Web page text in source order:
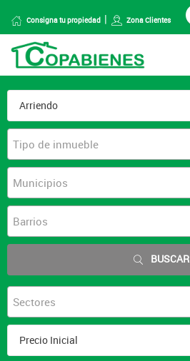
Consigna tu propiedad Zona Clientes
Tipo de inmueble
Municipios
Barrios
BUSCAR
Sectores